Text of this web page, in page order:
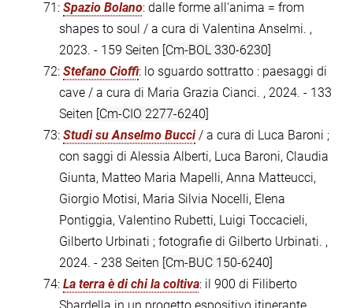
71: Spazio Bolano: dalle forme all'anima = from
shapes to soul / a cura di Valentina Anselmi. ,
2023. - 159 Seiten [Cm-BOL 330-6230]
72: Stefano Cioffi: lo sguardo sottratto : paesaggi di
cave / a cura di Maria Grazia Cianci. , 2024. - 133
Seiten [Cm-CIO 2277-6240]
73: Studi su Anselmo Bucci/ a cura di Luca Baroni ;
con saggi di Alessia Alberti, Luca Baroni, Claudia
Giunta, Matteo Maria Mapelli, Anna Matteucci,
Giorgio Motisi, Maria Silvia Nocelli, Elena
Pontiggia, Valentino Rubetti, Luigi Toccacieli,
Gilberto Urbinati ; fotografie di Gilberto Urbinati. ,
2024. - 238 Seiten [Cm-BUC 150-6240]
74: La terra è di chi la coltiva: il 900 di Filiberto